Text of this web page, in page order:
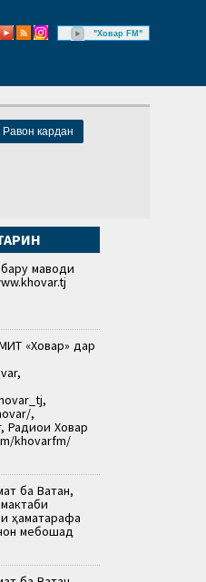
"Ховар FM"
Равон кардан
маводи
«Ховар» дар
,
Радиои Ховар
khovarfm/
ба Ватан,
ҳаматарафа
мебошад